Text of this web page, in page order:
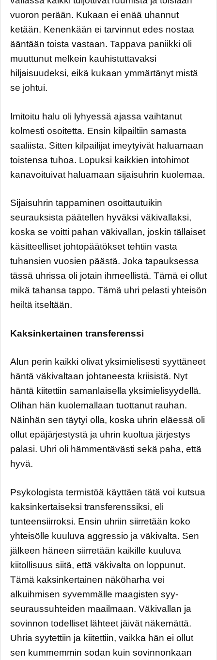
vuoron perään. Kukaan ei enää uhannut
ketään. Kenenkään ei tarvinnut edes nostaa
ääntään toista vastaan. Tappava paniikki oli
muuttunut melkein kauhistuttavaksi
hiljaisuudeksi, eikä kukaan ymmärtänyt mistä
se johtui.
Imitoitu halu oli lyhyessä ajassa vaihtanut
kolmesti osoitetta. Ensin kilpailtiin samasta
saaliista. Sitten kilpailijat imeytyivät haluamaan
toistensa tuhoa. Lopuksi kaikkien intohimot
kanavoituivat haluamaan sijaisuhrin kuolemaa.
Sijaisuhrin tappaminen osoittautuikin
seurauksista päätellen hyväksi väkivallaksi,
koska se voitti pahan väkivallan, joskin tällaiset
käsitteelliset johtopäätökset tehtiin vasta
tuhansien vuosien päästä. Joka tapauksessa
tässä uhrissa oli jotain ihmeellistä. Tämä ei ollut
mikä tahansa tappo. Tämä uhri pelasti yhteisön
heiltä itseltään.
Kaksinkertainen transferenssi
Alun perin kaikki olivat yksimielisesti syyttäneet
häntä väkivaltaan johtaneesta kriisistä. Nyt
häntä kiitettiin samanlaisella yksimielisyydellä.
Olihan hän kuolemallaan tuottanut rauhan.
Näinhän sen täytyi olla, koska uhrin eläessä oli
ollut epäjärjestystä ja uhrin kuoltua järjestys
palasi. Uhri oli hämmentävästi sekä paha, että
hyvä.
Psykologista termistöä käyttäen tätä voi kutsua
kaksinkertaiseksi transferenssiksi, eli
tunteensiirroksi. Ensin uhriin siirretään koko
yhteisölle kuuluva aggressio ja väkivalta. Sen
jälkeen häneen siirretään kaikille kuuluva
kiitollisuus siitä, että väkivalta on loppunut.
Tämä kaksinkertainen näköharha vei
alkuihmisen syvemmälle maagisten syy-
seuraussuhteiden maailmaan. Väkivallan ja
sovinnon todelliset lähteet jäivät näkemättä.
Uhria syytettiin ja kiitettiin, vaikka hän ei ollut
sen kummemmin sodan kuin sovinnonkaan